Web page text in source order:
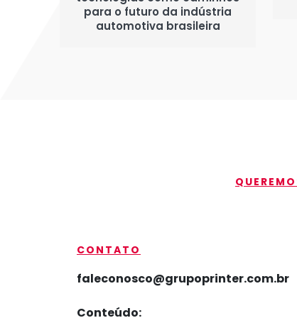
para o futuro da indústria
automotiva brasileira
CONTATO
faleconosco@grupoprinter.com.br
Conteúdo: